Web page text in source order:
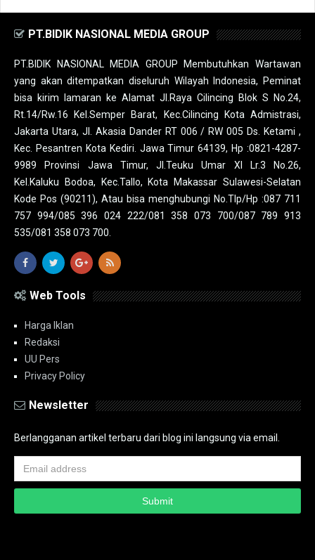
PT.BIDIK NASIONAL MEDIA GROUP
PT.BIDIK NASIONAL MEDIA GROUP Membutuhkan Wartawan
yang akan ditempatkan diseluruh Wilayah Indonesia, Peminat
bisa kirim lamaran ke Alamat Jl.Raya Cilincing Blok S No.24,
Rt.14/Rw.16 Kel.Semper Barat, Kec.Cilincing Kota Admistrasi,
Jakarta Utara, Jl. Akasia Dander RT 006 / RW 005 Ds. Ketami ,
Kec. Pesantren Kota Kediri. Jawa Timur 64139, Hp :0821-4287-
9989 Provinsi Jawa Timur, Jl.Teuku Umar XI Lr.3 No.26,
Kel.Kaluku Bodoa, Kec.Tallo, Kota Makassar Sulawesi-Selatan
Kode Pos (90211), Atau bisa menghubungi No.Tlp/Hp :087 711
757 994/085 396 024 222/081 358 073 700/087 789 913
535/081 358 073 700.
Web Tools
Harga Iklan
Redaksi
UU Pers
Privacy Policy
Newsletter
Berlangganan artikel terbaru dari blog ini langsung via email.